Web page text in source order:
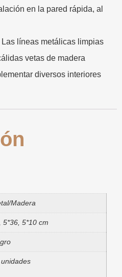
en la pared rápida, al
Las líneas metálicas limpias
vetas de madera
diversos interiores
Madera
5*36, 5*10 cm